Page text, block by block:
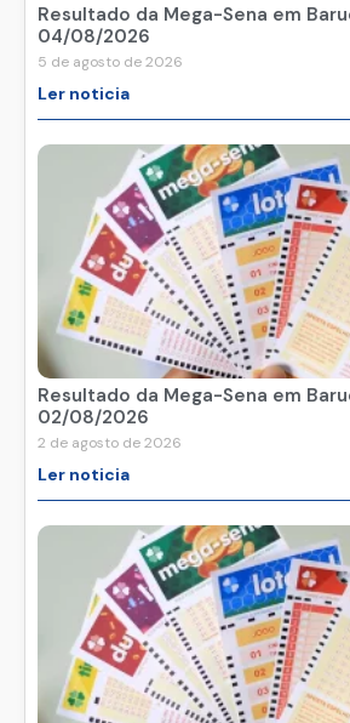
Resultado da Mega-Sena em
04/08/2026
5 de agosto de 2026
Ler noticia
Resultado da Mega-Sena em
02/08/2026
2 de agosto de 2026
Ler noticia